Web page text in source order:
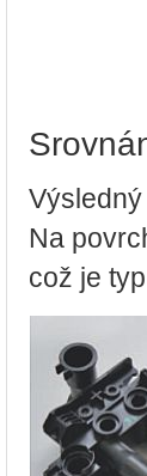
Na
což je